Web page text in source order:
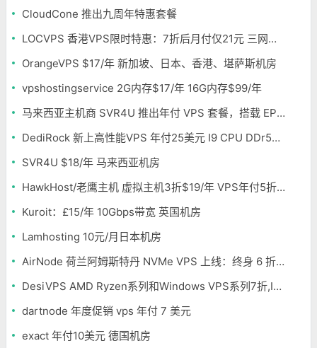
CloudCone 推出九周年特惠套餐
LOCVPS 香港VPS限时特惠：7折后月付仅21元 三网优化BGP线路 可选原生IP
OrangeVPS $17/年 新加坡、日本、香港、堪萨斯机房
vpshostingservice 2G内存$17/年 16G内存$99/年
马来西亚主机商 SVR4U 推出年付 VPS 套餐，搭载 EPYC/至强铂金，支持支付宝
DediRock 新上高性能VPS 年付25美元 I9 CPU DDr5内存 纽约机房
SVR4U $18/年 马来西亚机房
HawkHost/老鹰主机 虚拟主机3折$19/年 VPS年付5折$25/年
Kuroit：£15/年 10Gbps带宽 英国机房
Lamhosting 10元/月日本机房
AirNode 荷兰阿姆斯特丹 NVMe VPS 上线：终身 6 折，€1.99/月起，2.5Tbit/s DDoS 防护
DesiVPS AMD Ryzen系列和Windows VPS系列7折,Intel系列年付11.6美元
dartnode 年度促销 vps 年付 7 美元
exact 年付10美元 德国机房